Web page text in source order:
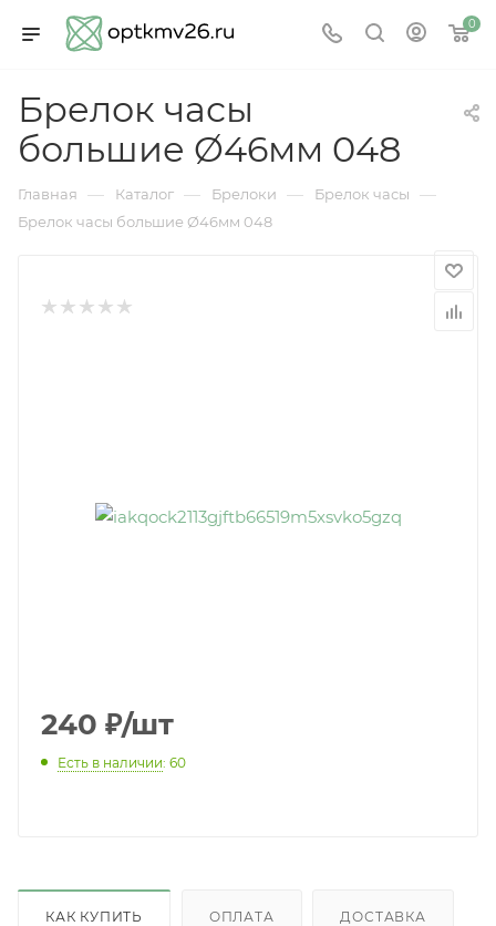
0
Брелок часы
большие Ø46мм 048
Главная — Каталог — Брелоки — Брелок часы —
Брелок часы большие Ø46мм 048
240 ₽/шт
Есть в наличии: 60
КАК КУПИТЬ ОПЛАТА ДОСТАВКА